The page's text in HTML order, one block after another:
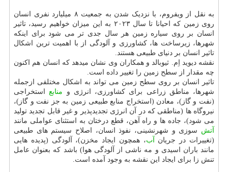
به نقل از ویفروم، با نزدیک شدن به جمعیت ۸ میلیارد نفری انسان
روی زمین که احیانا تا سال ۲۰۲۳ به این میزان خواهیم رسید، تاثیر
انسان بر روی سیاره زمین هر سال جدی تر می شود برای اینکه
شهرها، زیرساخت ها، کشاورزی و آلودگی از با اهمیت ترین اشکال
تاثیر انسان بر دنیای طبیعی هستند.
نقشه دیوید اِم. ثیوبالد و همکاران وی نشان میدهد که انسان هم اکنون
چه مقدار از سطح زمین را تغییر داده است.
تاثیر انسان بر روی سطح زمین می تواند به اشکال مختلفی ازجمله
شهرها، مناطق زراعی برای کشاورزی، انرژی و منابع استخراجی
(نفت و گاز)، معادن (استخراج منابع طبیعی زمین به جز نفت و گاز)،
نیروگاه ها (مناطقی که در آن انرژی تجدیدپذیر و غیر قابل تجدید تولید
می شود)، جاده ها و راه آهن، قطع درختان به استثنای عواملی مانند
آتش سوزی و شهرنشینی، نفوذ انسان، اصلاح سیستم های طبیعی
(تغییرات در جریان آب، همچون ایجاد مخزن)، آلودگی (پدیده هایی
مانند باران اسیدی و مه ناشی از آلودگی هوا) باشد که بعنوان عامل
تنش زا برای ایجاد این نقشه به وجود آمده است.